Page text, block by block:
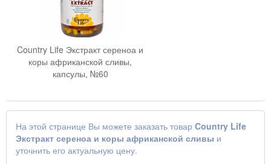
Country Life Экстракт сереноа и
коры африканской сливы,
капсулы, №60
На этой странице Вы можете заказать товар Country Life
Экстракт сереноа и коры африканской сливы и
уточнить его актуальную цену.